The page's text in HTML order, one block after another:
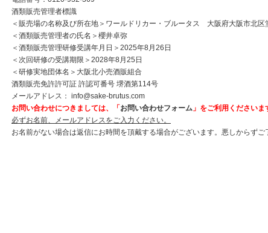
酒類販売管理者標識
＜販売場の名称及び所在地＞ワールドリカー・ブルータス 大阪府大阪市北区
＜酒類販売管理者の氏名＞櫻井卓弥
＜酒類販売管理研修受講年月日＞2025年8月26日
＜次回研修の受講期限＞2028年8月25日
＜研修実地団体名＞大阪北小売酒販組合
酒類販売免許許可証 許認可番号 堺酒第114号
メールアドレス： info@sake-brutus.com
お問い合わせにつきましては、「お問い合わせフォーム 」をご利用くださいま
必ずお名前、メールアドレスをご入力ください。
お名前がない場合は返信にお時間を頂戴する場合がございます。悪しからずご